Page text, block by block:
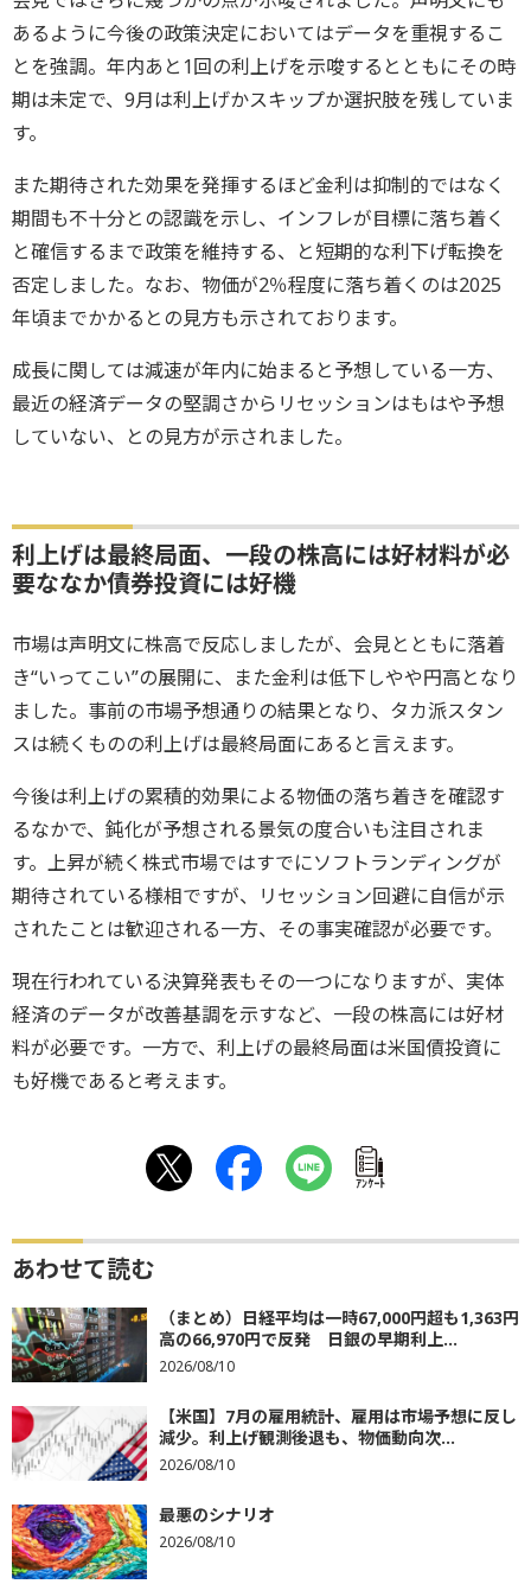
あるように今後の政策決定においてはデータを重視するこ
とを強調。年内あと1回の利上げを示唆するとともにその時
期は未定で、9月は利上げかスキップか選択肢を残していま
す。
また期待された効果を発揮するほど金利は抑制的ではなく
期間も不十分との認識を示し、インフレが目標に落ち着く
と確信するまで政策を維持する、と短期的な利下げ転換を
否定しました。なお、物価が2％程度に落ち着くのは2025
年頃までかかるとの見方も示されております。
成長に関しては減速が年内に始まると予想している一方、
最近の経済データの堅調さからリセッションはもはや予想
していない、との見方が示されました。
利上げは最終局面、一段の株高には好材料が必
要ななか債券投資には好機
市場は声明文に株高で反応しましたが、会見とともに落着
き“いってこい”の展開に、また金利は低下しやや円高となり
ました。事前の市場予想通りの結果となり、タカ派スタン
スは続くものの利上げは最終局面にあると言えます。
今後は利上げの累積的効果による物価の落ち着きを確認す
るなかで、鈍化が予想される景気の度合いも注目されま
す。上昇が続く株式市場ではすでにソフトランディングが
期待されている様相ですが、リセッション回避に自信が示
されたことは歓迎される一方、その事実確認が必要です。
現在行われている決算発表もその一つになりますが、実体
経済のデータが改善基調を示すなど、一段の株高には好材
料が必要です。一方で、利上げの最終局面は米国債投資に
も好機であると考えます。
ｱﾝｹｰﾄ
あわせて読む
（まとめ）日経平均は一時67,000円超も1,363円
高の66,970円で反発 日銀の早期利上...
2026/08/10
【米国】7月の雇用統計、雇用は市場予想に反し
減少。利上げ観測後退も、物価動向次...
2026/08/10
最悪のシナリオ
2026/08/10